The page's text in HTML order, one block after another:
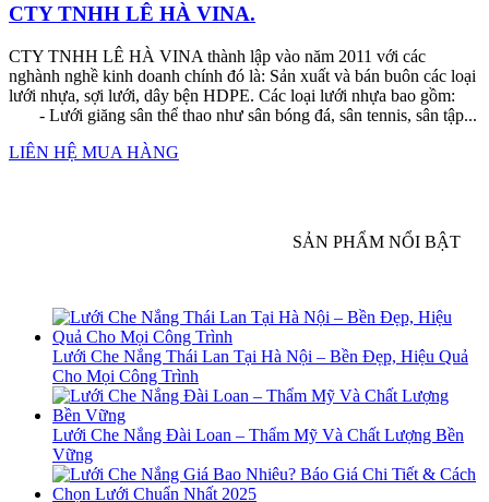
CTY TNHH LÊ HÀ VINA.
CTY TNHH LÊ HÀ VINA thành lập vào năm 2011 với các
nghành nghề kinh doanh chính đó là: Sản xuất và bán buôn các loại
lưới nhựa, sợi lưới, dây bện HDPE. Các loại lưới nhựa bao gồm:
- Lưới giăng sân thể thao như sân bóng đá, sân tennis, sân tập...
LIÊN HỆ MUA HÀNG
SẢN PHẨM NỔI BẬT
Lưới Che Nắng Thái Lan Tại Hà Nội – Bền Đẹp, Hiệu Quả
Cho Mọi Công Trình
Lưới Che Nắng Đài Loan – Thẩm Mỹ Và Chất Lượng Bền
Vững